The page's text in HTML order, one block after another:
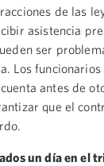
de las
asistencia
ser
Los
antes de
que el
un día en el